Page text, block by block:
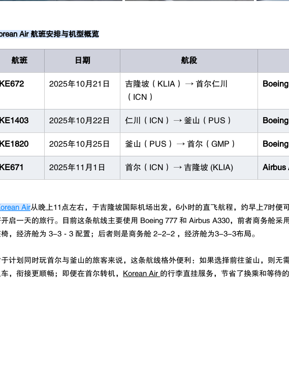
Air 航班安排与机型概览
航班 日期 航段
KE672 2025年10月21日
吉隆坡（KLIA） → 首尔仁川
（ICN）
KE1403 2025年10月22日 仁川（ICN） → 釜山（PUS）
KE1820 2025年10月25日 釜山（PUS） → 首尔（GMP）
KE671 2025年11月1日 首尔（ICN） → 吉隆坡 (KLIA)
Air从晚上11点左右，于吉隆坡国际机场出发，6小时的直飞航程，约早上7时便
启一天的旅行。目前这条航线主要使用 Boeing 777 和 Airbus A330，前者商务舱
椅，经济舱为 3-3‑3 配置；后者则是商务舱 2-2-2 ，经济舱为3-3-3布局。
于计划同时玩首尔与釜山的旅客来说，这条航线格外便利：如果选择前往釜山，则无
车，衔接更顺畅；即便在首尔转机， Korean Air 的行李直挂服务，节省了换乘和等待的